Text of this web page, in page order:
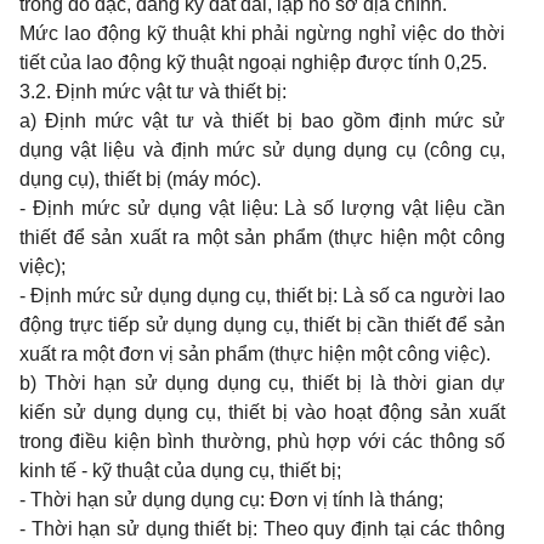
trong đo đạc, đăng ký đất đai, lập hồ sơ địa chính.
Mức lao động kỹ thuật khi phải ngừng nghỉ việc do thời
tiết của lao động kỹ thuật ngoại nghiệp được tính 0,25.
3.2. Định mức vật tư và thiết bị:
a) Định mức vật tư và thiết bị bao gồm định mức sử
dụng vật liệu và định mức sử dụng dụng cụ (công cụ,
dụng cụ), thiết bị (máy móc).
- Định mức sử dụng vật liệu: Là số lượng vật liệu cần
thiết để sản xuất ra một sản phẩm (thực hiện một công
việc);
- Định mức sử dụng dụng cụ, thiết bị: Là số ca người lao
động trực tiếp sử dụng dụng cụ, thiết bị cần thiết để sản
xuất ra một đơn vị sản phẩm (thực hiện một công việc).
b) Thời hạn sử dụng dụng cụ, thiết bị là thời gian dự
kiến sử dụng dụng cụ, thiết bị vào hoạt động sản xuất
trong điều kiện bình thường, phù hợp với các thông số
kinh tế - kỹ thuật của dụng cụ, thiết bị;
- Thời hạn sử dụng dụng cụ: Đơn vị tính là tháng;
- Thời hạn sử dụng thiết bị: Theo quy định tại các thông